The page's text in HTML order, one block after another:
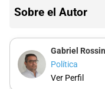
Sobre el Autor
Gabriel
Política
Ver Perfil